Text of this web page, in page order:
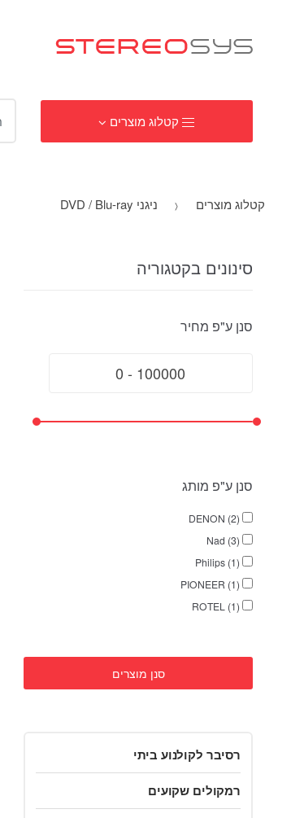
קטלוג מוצרים
פ
קטלוג מוצרים ניגני DVD / Blu-ray
סינונים בקטגוריה
סנן ע"פ מחיר
סנן ע"פ מותג
DENON (2)
Nad (3)
Philips (1)
PIONEER (1)
ROTEL (1)
סנן מוצרים
רסיבר לקולנוע ביתי
רמקולים שקועים